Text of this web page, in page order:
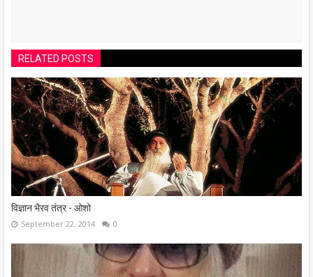
RELATED POSTS
विज्ञान भैरव तंत्र - ओशो
September 22, 2014 0